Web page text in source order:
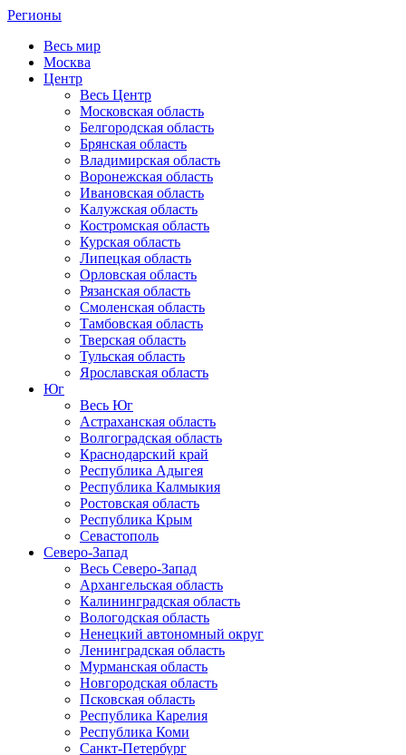
Регионы
Весь мир
Москва
Центр
Весь Центр
Московская область
Белгородская область
Брянская область
Владимирская область
Воронежская область
Ивановская область
Калужская область
Костромская область
Курская область
Липецкая область
Орловская область
Рязанская область
Смоленская область
Тамбовская область
Тверская область
Тульская область
Ярославская область
Юг
Весь Юг
Астраханская область
Волгоградская область
Краснодарский край
Республика Адыгея
Республика Калмыкия
Ростовская область
Республика Крым
Севастополь
Северо-Запад
Весь Северо-Запад
Архангельская область
Калининградская область
Вологодская область
Ненецкий автономный округ
Ленинградская область
Мурманская область
Новгородская область
Псковская область
Республика Карелия
Республика Коми
Санкт-Петербург